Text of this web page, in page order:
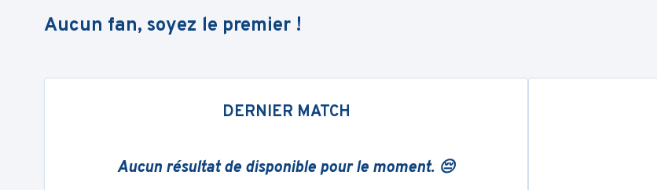
Aucun fan, soyez le premier !
DERNIER MATCH
Aucun résultat de disponible pour le moment. 😔